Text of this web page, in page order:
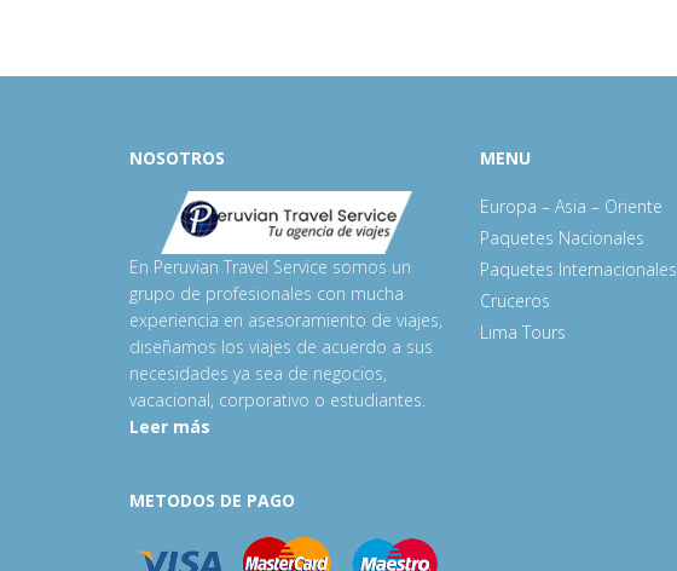
NOSOTROS
En Peruvian Travel Service somos un
grupo de profesionales con mucha
experiencia en asesoramiento de viajes,
diseñamos los viajes de acuerdo a sus
necesidades ya sea de negocios,
vacacional, corporativo o estudiantes.
Leer más
METODOS DE PAGO
MENU
Europa – Asia – Oriente
Paquetes Nacionales
Paquetes Internacionales
Cruceros
Lima Tours